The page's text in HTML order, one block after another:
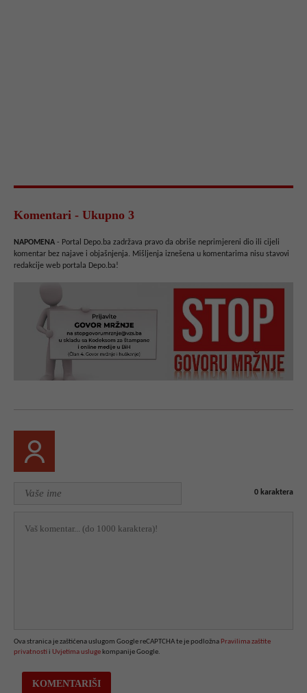
Komentari - Ukupno 3
NAPOMENA - Portal Depo.ba zadržava pravo da obriše neprimjereni dio ili cijeli
komentar bez najave i objašnjenja. Mišljenja iznešena u komentarima nisu stavovi
redakcije web portala Depo.ba!
0 karaktera
Ova stranica je zaštićena uslugom Google reCAPTCHA te je podložna Pravilima zaštite
privatnosti i Uvjetima usluge kompanije Google.